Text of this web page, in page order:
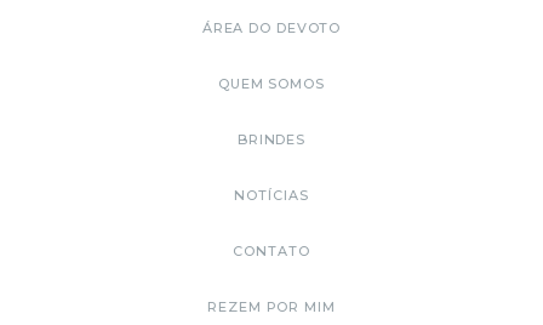
ÁREA DO DEVOTO
QUEM SOMOS
BRINDES
NOTÍCIAS
CONTATO
REZEM POR MIM